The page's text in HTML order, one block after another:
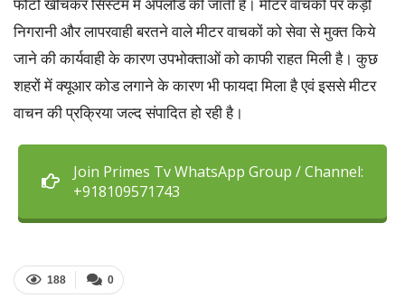
निगरानी और लापरवाही बरतने वाले मीटर वाचकों को सेवा से मुक्त किये
जाने की कार्यवाही के कारण उपभोक्ताओं को काफी राहत मिली है। कुछ
शहरों में क्यूआर कोड लगाने के कारण भी फायदा मिला है एवं इससे मीटर
वाचन की प्रक्रिया जल्द संपादित हो रही है।
Join Primes Tv WhatsApp Group / Channel:
+918109571743
0
188